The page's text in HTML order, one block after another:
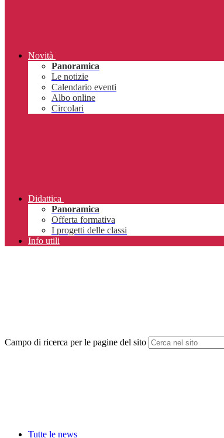
Novità
Panoramica
Le notizie
Calendario eventi
Albo online
Circolari
Didattica
Panoramica
Offerta formativa
I progetti delle classi
Info utili
Campo di ricerca per le pagine del sito
Tutte le news